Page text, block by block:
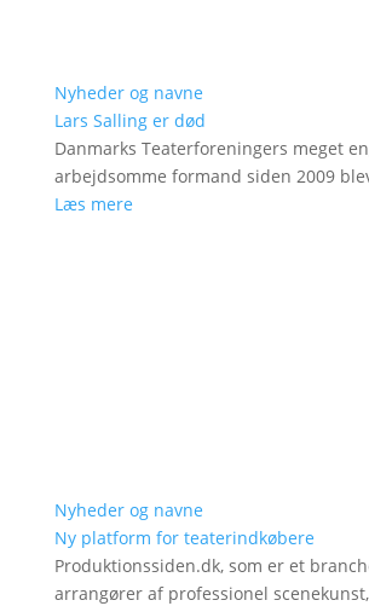
Nyheder og navne
Lars Salling er død
Danmarks Teaterforeningers meget
arbejdsomme formand siden 2009
Læs mere
Nyheder og navne
Ny platform for teaterindkøbere
Produktionssiden.dk, som er et
arrangører af professionel